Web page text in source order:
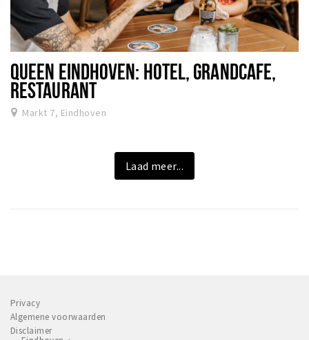
QUEEN EINDHOVEN: HOTEL, GRANDCAFE,
RESTAURANT
Markt 7, Eindhoven
Laad meer...
Privacy
Algemene voorwaarden
Disclaimer